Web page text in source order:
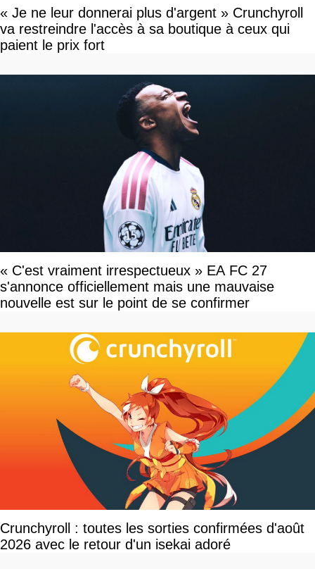
« Je ne leur donnerai plus d'argent » Crunchyroll
va restreindre l'accès à sa boutique à ceux qui
paient le prix fort
« C'est vraiment irrespectueux » EA FC 27
s'annonce officiellement mais une mauvaise
nouvelle est sur le point de se confirmer
Crunchyroll : toutes les sorties confirmées d'août
2026 avec le retour d'un isekai adoré